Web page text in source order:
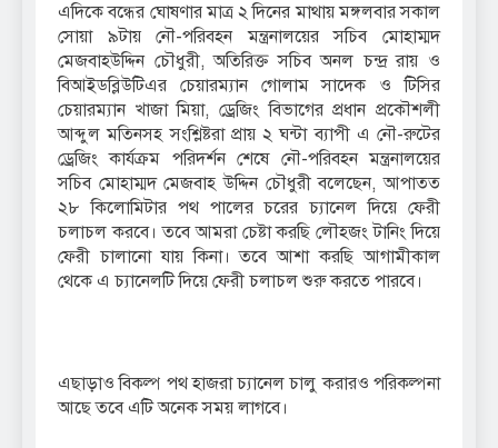
এদিকে বন্ধের ঘোষণার মাত্র ২ দিনের মাথায় মঙ্গলবার সকাল
সোয়া ৯টায় নৌ-পরিবহন মন্ত্রনালয়ের সচিব মোহাম্মদ
মেজবাহউদ্দিন চৌধুরী, অতিরিক্ত সচিব অনল চন্দ্র রায় ও
বিআইডব্লিউটিএর চেয়ারম্যান গোলাম সাদেক ও টিসির
চেয়ারম্যান খাজা মিয়া, ড্রেজিং বিভাগের প্রধান প্রকৌশলী
আব্দুল মতিনসহ সংশ্লিষ্টরা প্রায় ২ ঘন্টা ব্যাপী এ নৌ-রুটের
ড্রেজিং কার্যক্রম পরিদর্শন শেষে নৌ-পরিবহন মন্ত্রনালয়ের
সচিব মোহাম্মদ মেজবাহ উদ্দিন চৌধুরী বলেছেন, আপাতত
২৮ কিলোমিটার পথ পালের চরের চ্যানেল দিয়ে ফেরী
চলাচল করবে। তবে আমরা চেষ্টা করছি লৌহজং টানিং দিয়ে
ফেরী চালানো যায় কিনা। তবে আশা করছি আগামীকাল
থেকে এ চ্যানেলটি দিয়ে ফেরী চলাচল শুরু করতে পারবে।
এছাড়াও বিকল্প পথ হাজরা চ্যানেল চালু করারও পরিকল্পনা
আছে তবে এটি অনেক সময় লাগবে।